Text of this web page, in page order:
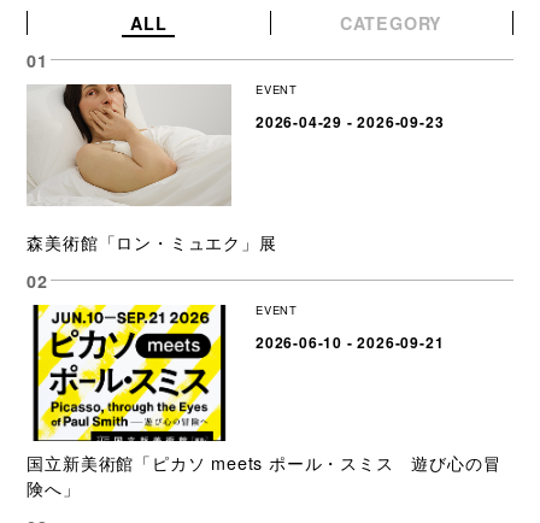
ALL CATEGORY
EVENT
2026-04-29 - 2026-09-23
森美術館「ロン・ミュエク」展
EVENT
2026-06-10 - 2026-09-21
国立新美術館「ピカソ meets ポール・スミス 遊び心の冒
険へ」